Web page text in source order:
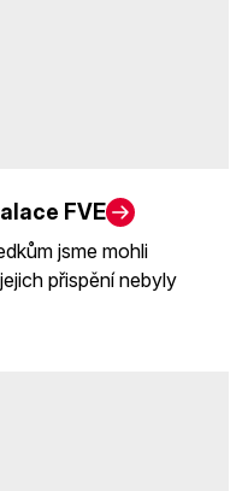
FVE
jsme mohli
přispění nebyly